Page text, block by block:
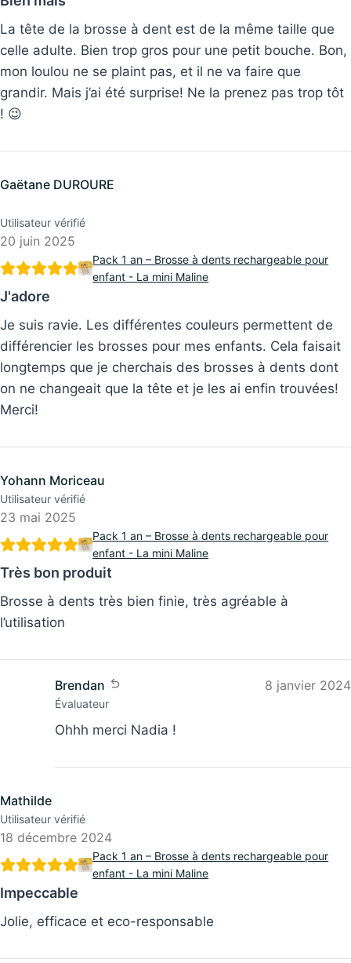
La tête de la brosse à dent est de la même taille que
celle adulte. Bien trop gros pour une petit bouche. Bon,
mon loulou ne se plaint pas, et il ne va faire que
grandir. Mais j’ai été surprise! Ne la prenez pas trop tôt
! 😉
20 juin 2025
enfant - La mini Maline
J'adore
Je suis ravie. Les différentes couleurs permettent de
différencier les brosses pour mes enfants. Cela faisait
longtemps que je cherchais des brosses à dents dont
on ne changeait que la tête et je les ai enfin trouvées!
Merci!
Utilisateur vérifié
23 mai 2025
Pack 1 an – Brosse à dents rechargeable pour
enfant - La mini Maline
Très bon produit
Brosse à dents très bien finie, très agréable à
l’utilisation
Brendan
Évaluateur
8 janvier 2024
Ohhh merci Nadia !
Mathilde
Utilisateur vérifié
18 décembre 2024
Pack 1 an – Brosse à dents rechargeable pour
enfant - La mini Maline
Impeccable
Jolie, efficace et eco-responsable